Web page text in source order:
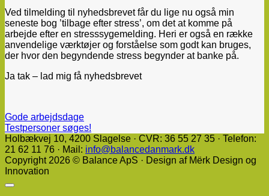
Ved tilmelding til nyhedsbrevet får du lige nu også min
seneste bog ’tilbage efter stress’, om det at komme på
arbejde efter en stresssygemelding. Heri er også en række
anvendelige værktøjer og forståelse som godt kan bruges,
der hvor den begyndende stress begynder at banke på.
Ja tak – lad mig få nyhedsbrevet
Gode arbejdsdage
Testpersoner søges!
Holbækvej 10, ​4200 Slagelse · CVR: 36 55 27 35 · Telefon:
21 62 11 76 · Mail: info@balancedanmark.dk
Copyright 2026 © Balance ApS · Design af Mërk Design og
Innovation